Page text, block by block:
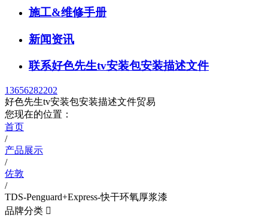
施工&维修手册
新闻资讯
联系好色先生tv安装包安装描述文件
13656282202
好色先生tv安装包安装描述文件贸易
您现在的位置：
首页
/
产品展示
/
佐敦
/
TDS-Penguard+Express-快干环氧厚浆漆
品牌分类 